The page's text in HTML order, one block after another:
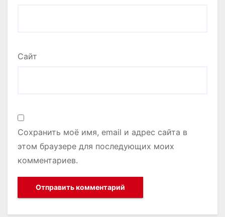
Сайт
Сохранить моё имя, email и адрес сайта в
этом браузере для последующих моих
комментариев.